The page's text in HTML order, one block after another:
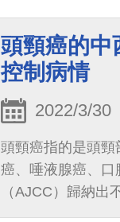
頭頸癌的中
控制病情
2022/3/30
頭頸癌指的是頭
癌、唾液腺癌、
（AJCC）歸納